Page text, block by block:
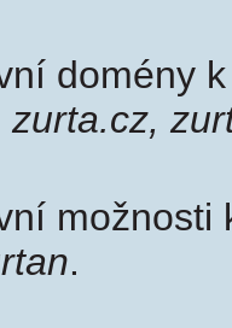
domény
zurta.cz,
.